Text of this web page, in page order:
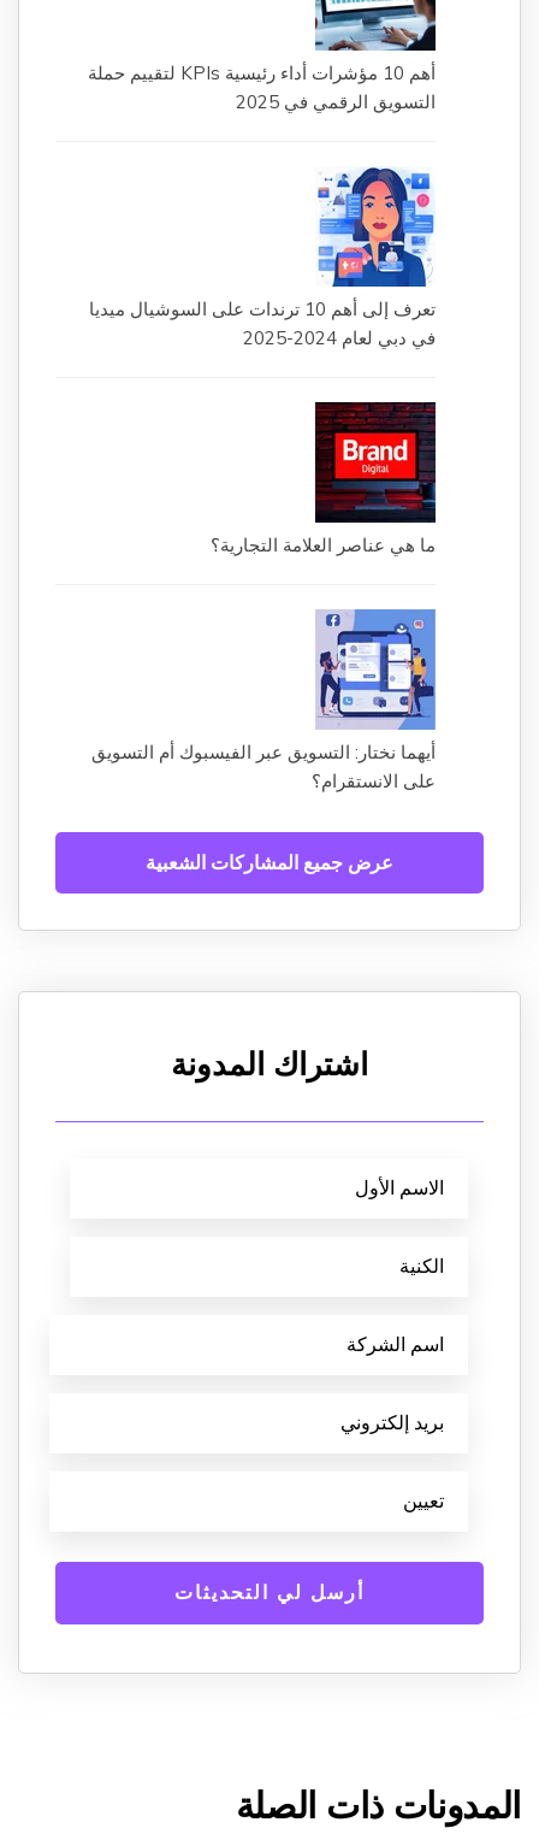
أهم 10 مؤشرات أداء رئيسية KPIs لتقييم حملة
التسويق الرقمي في 2025
تعرف إلى أهم 10 ترندات على السوشيال ميديا
في دبي لعام 2024-2025
ما هي عناصر العلامة التجارية؟
أيهما نختار: التسويق عبر الفيسبوك أم التسويق
على الانستقرام؟
عرض جميع المشاركات الشعبية
اشتراك المدونة
المدونات ذات الصلة